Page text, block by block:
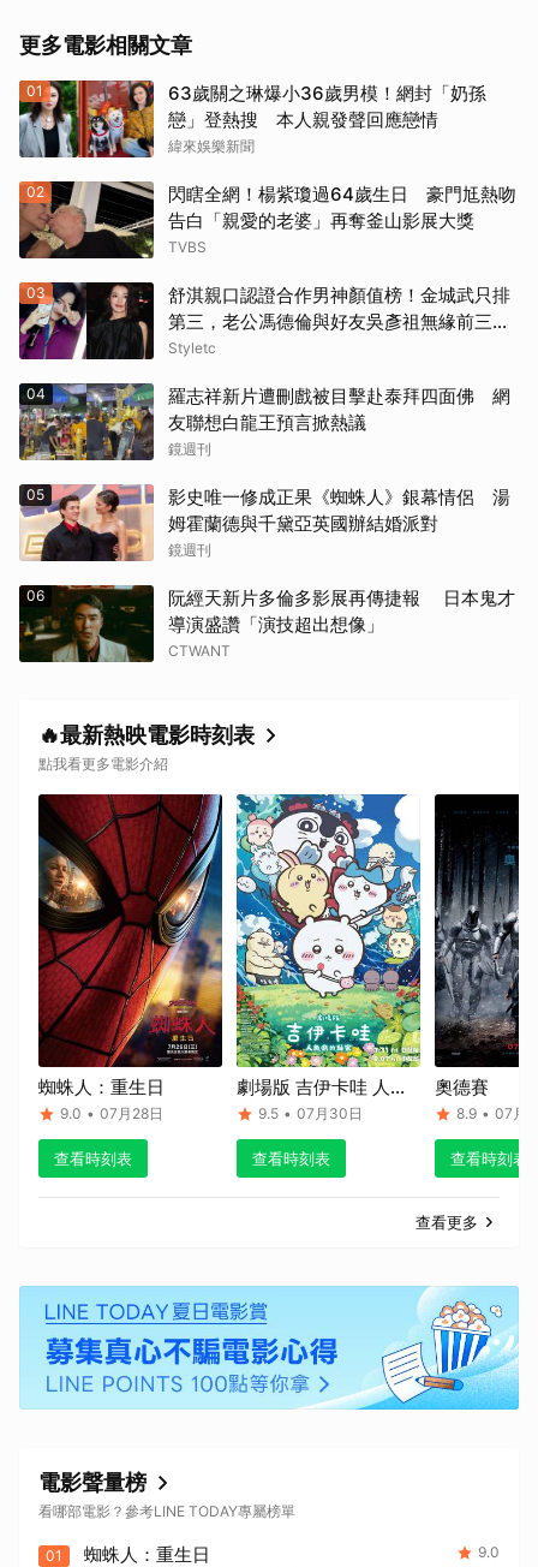
《撕裂地平線》（1997）
《變人》（1999）
《鋼鐵墳墓》（2013）
《震盪效應》(2015)
《網住愛情》（2004）
其他（歡迎貼文分享）
更多電影相關文章
01
63歲關之琳爆小36歲男模！網封「奶孫
戀」登熱搜 本人親發聲回應戀情
緯來娛樂新聞
02
閃瞎全網！楊紫瓊過64歲生日 豪門尪熱吻
告白「親愛的老婆」再奪釜山影展大獎
TVBS
03
舒淇親口認證合作男神顏值榜！金城武只排
第三，老公馮德倫與好友吳彥祖無緣前三笑
翻網友
Styletc
04
羅志祥新片遭刪戲被目擊赴泰拜四面佛 網
友聯想白龍王預言掀熱議
鏡週刊
05
影史唯一修成正果《蜘蛛人》銀幕情侶 湯
姆霍蘭德與千黛亞英國辦結婚派對
鏡週刊
06
阮經天新片多倫多影展再傳捷報 日本鬼才
導演盛讚「演技超出想像」
CTWANT
🔥最新熱映電影時刻表
點我看更多電影介紹
蜘蛛人：重生日
9.0 • 07月28日
查看時刻表
劇場版 吉伊卡哇 人魚
島的秘密
9.5 • 07月30日
查看時刻表
奧德賽
8.9 • 07月
查看時刻表
查看更多
電影聲量榜
看哪部電影？參考LINE TODAY專屬榜單
01
蜘蛛人：重生日 9.0